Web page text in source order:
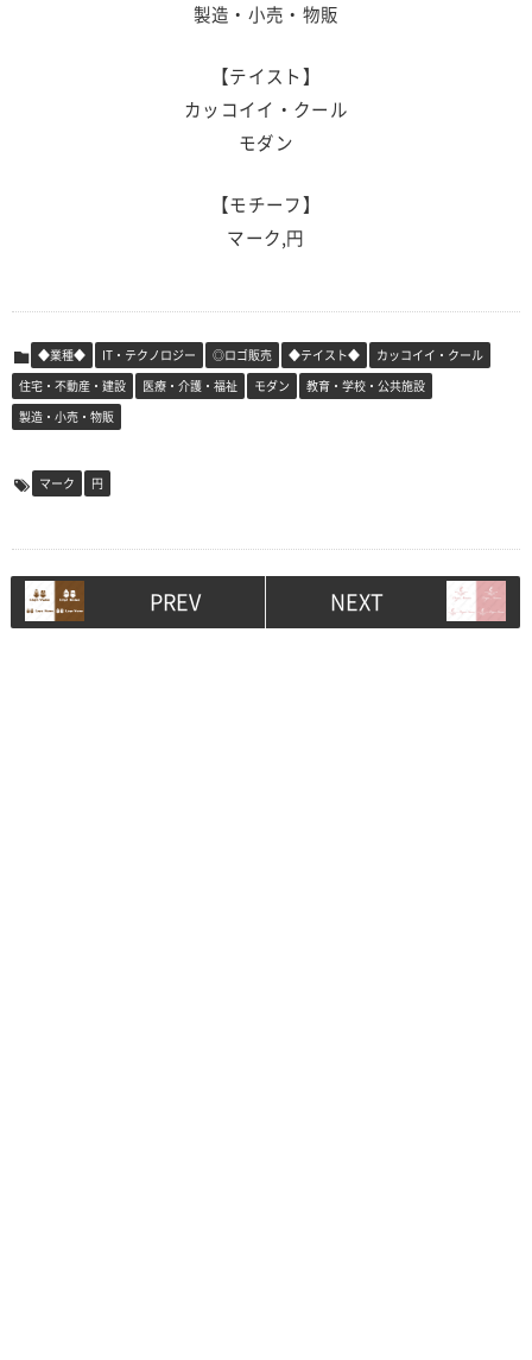
製造・小売・物販
【テイスト】
カッコイイ・クール
モダン
【モチーフ】
マーク,円
◆業種◆ IT・テクノロジー ◎ロゴ販売 ◆テイスト◆
カッコイイ・クール
住宅・不動産・建設
医療・介護・福祉 モダン
教育・学校・公共施設
製造・小売・物販
マーク 円
PREV NEXT